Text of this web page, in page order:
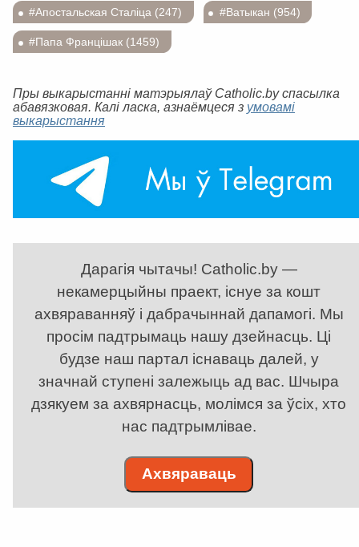
#Апостальская Сталіца (247) #Ватыкан (954)
#Папа Францішак (1459)
Пры выкарыстанні матэрыялаў Catholic.by спасылка
абавязковая. Калі ласка, азнаёмцеся з умовамі
выкарыстання
Дарагія чытачы! Catholic.by —
некамерцыйны праект, існуе за кошт
ахвяраванняў і дабрачыннай дапамогі. Мы
просім падтрымаць нашу дзейнасць. Ці
будзе наш партал існаваць далей, у
значнай ступені залежыць ад вас. Шчыра
дзякуем за ахвярнасць, молімся за ўсіх, хто
нас падтрымлівае.
Ахвяраваць